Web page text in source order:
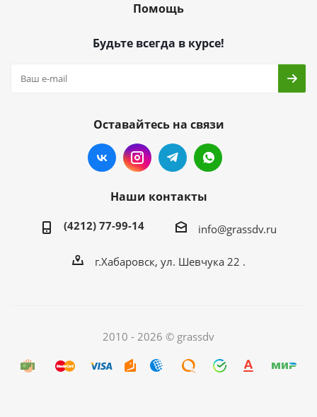
Помощь
Будьте всегда в курсе!
Оставайтесь на связи
Наши контакты
(4212) 77-99-14 info@grassdv.ru
г.Хабаровск, ул. Шевчука 22 .
2010 - 2026 © grassdv